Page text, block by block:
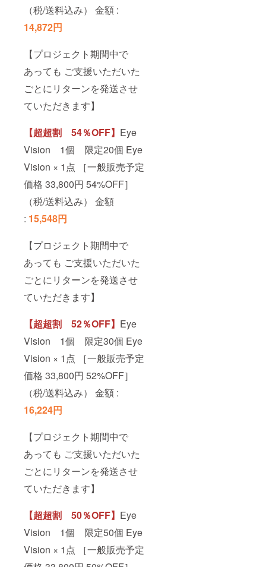
（税/送料込み） 金額 :
14,872円
【プロジェクト期間中で
あっても ご支援いただいた
ごとにリターンを発送させ
ていただきます】
【超超割 54％OFF】 Eye
Vision 1個 限定20個 Eye
Vision × 1点 ［一般販売予定
価格 33,800円 54%OFF］
（税/送料込み） 金額
: 15,548円
【プロジェクト期間中で
あっても ご支援いただいた
ごとにリターンを発送させ
ていただきます】
【超超割 52％OFF】 Eye
Vision 1個 限定30個 Eye
Vision × 1点 ［一般販売予定
価格 33,800円 52%OFF］
（税/送料込み） 金額 :
16,224円
【プロジェクト期間中で
あっても ご支援いただいた
ごとにリターンを発送させ
ていただきます】
【超超割 50％OFF】 Eye
Vision 1個 限定50個 Eye
Vision × 1点 ［一般販売予定